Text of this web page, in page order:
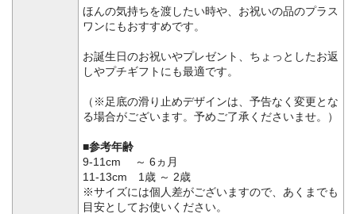
ほんの気持ちを渡したい時や、お祝いの品のプラス
ワンにもおすすめです。
お誕生日のお祝いやプレゼント、ちょっとしたお返
しやプチギフトにも最適です。
（※足底の滑り止めデザインは、予告なく変更とな
る場合がございます。予めご了承くださいませ。）
■参考年齢
9-11cm ～ 6ヵ月
11-13cm 1歳 ～ 2歳
※サイズには個人差がございますので、あくまでも
目安としてお使いください。